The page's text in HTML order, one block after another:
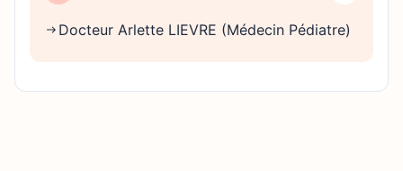
Docteur Arlette LIEVRE (Médecin Pédiatre)